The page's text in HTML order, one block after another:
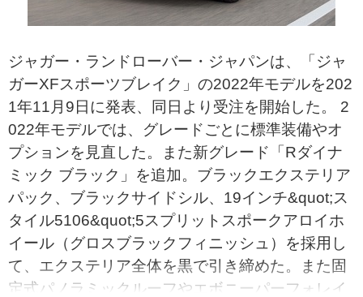
ジャガー・ランドローバー・ジャパンは、「ジャ
ガーXFスポーツブレイク」の2022年モデルを202
1年11月9日に発表、同日より受注を開始した。 2
022年モデルでは、グレードごとに標準装備やオ
プションを見直した。また新グレード「Rダイナ
ミック ブラック」を追加。ブラックエクステリア
パック、ブラックサイドシル、19インチ&quot;ス
タイル5106&quot;5スプリットスポークアロイホ
イール（グロスブラックフィニッシュ）を採用し
て、エクステリア全体を黒で引き締めた。また固
定式パノラミックルーフやエボニーパーフォレイ